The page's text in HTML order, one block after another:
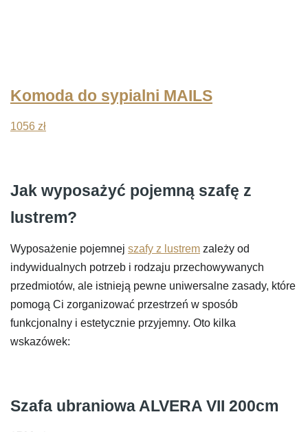
Komoda do sypialni MAILS
1056 zł
Jak wyposażyć pojemną szafę z
lustrem?
Wyposażenie pojemnej szafy z lustrem zależy od
indywidualnych potrzeb i rodzaju przechowywanych
przedmiotów, ale istnieją pewne uniwersalne zasady, które
pomogą Ci zorganizować przestrzeń w sposób
funkcjonalny i estetycznie przyjemny. Oto kilka
wskazówek:
Szafa ubraniowa ALVERA VII 200cm